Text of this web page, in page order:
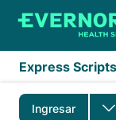
Saltar al contenido
Express
Ingresar